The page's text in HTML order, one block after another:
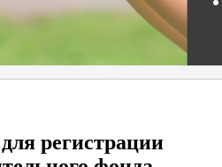
регистрации